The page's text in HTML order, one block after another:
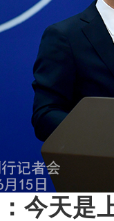
今天是